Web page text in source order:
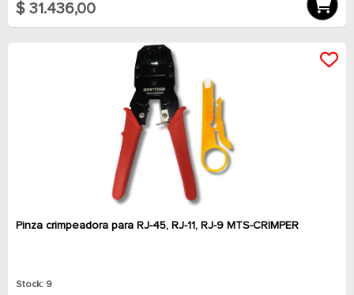
$ 31.436,00
Pinza crimpeadora para RJ-45, RJ-11, RJ-9 MTS-CRIMPER
Stock: 9